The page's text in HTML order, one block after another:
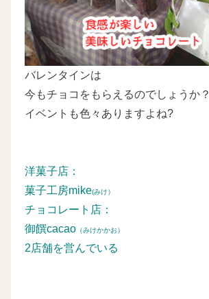
バレンタインは
今もチョコをもらえるのでしょうか？
イベントも色々ありますよね?
洋菓子店：
菓子工房mike(みけ）
チョコレート店：
御饌cacao （みけかかお）
2店舗を営んでいる